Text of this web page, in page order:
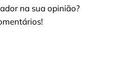
na sua opinião?